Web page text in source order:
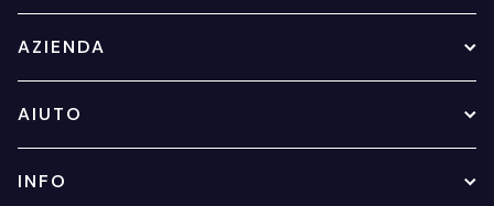
AZIENDA
AIUTO
INFO